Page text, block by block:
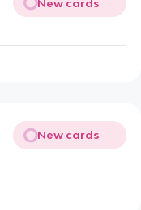
New cards
New cards